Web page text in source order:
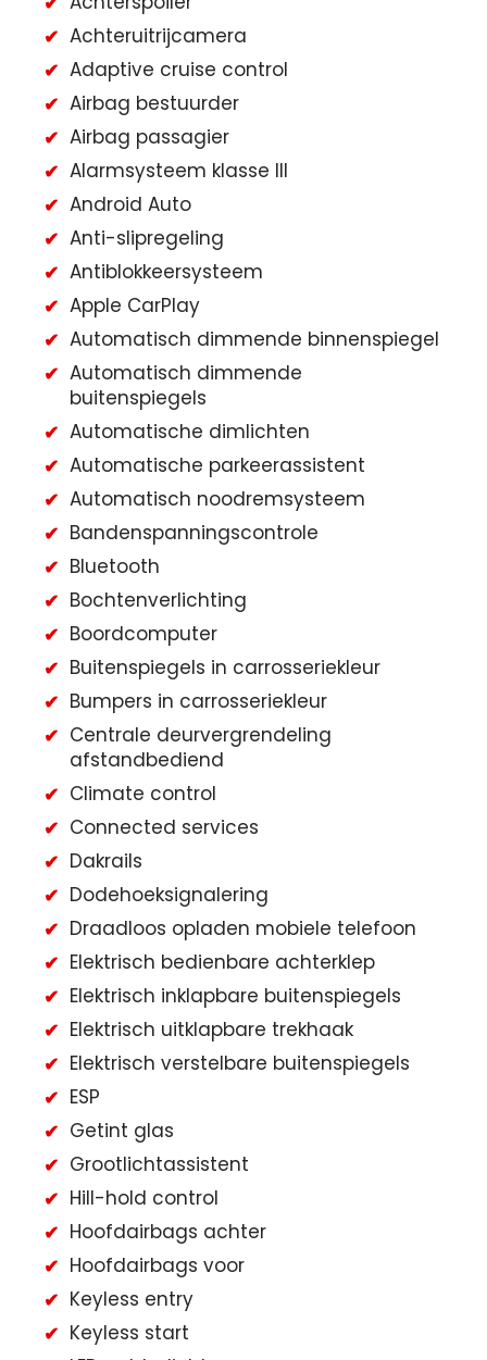
Achteruitrijcamera
Adaptive cruise control
Airbag bestuurder
Airbag passagier
Alarmsysteem klasse III
Android Auto
Anti-slipregeling
Antiblokkeersysteem
Apple CarPlay
Automatisch dimmende binnenspiegel
Automatisch dimmende
buitenspiegels
Automatische dimlichten
Automatische parkeerassistent
Automatisch noodremsysteem
Bandenspanningscontrole
Bluetooth
Bochtenverlichting
Boordcomputer
Buitenspiegels in carrosseriekleur
Bumpers in carrosseriekleur
Centrale deurvergrendeling
afstandbediend
Climate control
Connected services
Dakrails
Dodehoeksignalering
Draadloos opladen mobiele telefoon
Elektrisch bedienbare achterklep
Elektrisch inklapbare buitenspiegels
Elektrisch uitklapbare trekhaak
Elektrisch verstelbare buitenspiegels
ESP
Getint glas
Grootlichtassistent
Hill-hold control
Hoofdairbags achter
Hoofdairbags voor
Keyless entry
Keyless start